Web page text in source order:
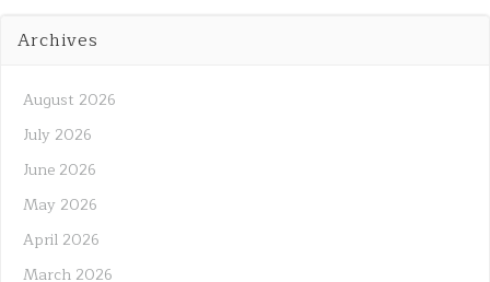
Archives
August 2026
July 2026
June 2026
May 2026
April 2026
March 2026